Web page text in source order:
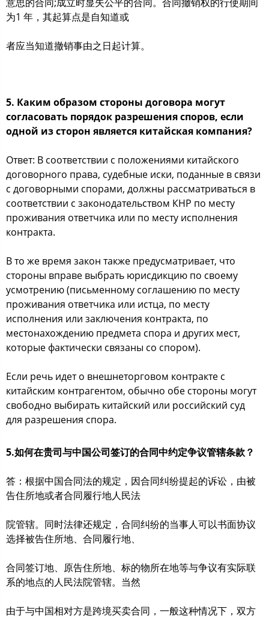
为1 年，其起算点是自知道或
者应当知道撤销事由之日起计算。
5. Каким образом стороны договора могут
согласовать порядок разрешения споров, если
одной из сторон является китайская компания?
Ответ: В соответствии с положениями китайского
договорного права, судебные иски, поданные в связи
с договорными спорами, должны рассматриваться в
соответствии с законодательством КНР по месту
проживания ответчика или по месту исполнения
контракта.
В то же время закон также предусматривает, что
стороны вправе выбрать юрисдикцию по своему
усмотрению (письменному соглашению по месту
проживания ответчика или истца, по месту
исполнения или заключения контракта, по
местонахождению предмета спора и других мест,
которые фактически связаны со спором).
Если речь идет о внешнеторговом контракте с
китайским контрагентом, обычно обе стороны могут
свободно выбирать китайский или российский суд
для разрешения спора.
5.如何在贵司与中国公司签订的合同中约定争议管辖条款？
答：根据中国合同法的规定，因合同纠纷提起的诉讼，由被
告住所地或者合同履行地人民法
院管辖。同时法律还规定，合同纠纷的当事人可以书面协议
选择被告住所地、合同履行地、
合同签订地、原告住所地、标的物所在地等与争议有实际联
系的地点的人民法院管辖。当然
由于与中国相对方是跨境买卖合同，一般这种情况下，双方